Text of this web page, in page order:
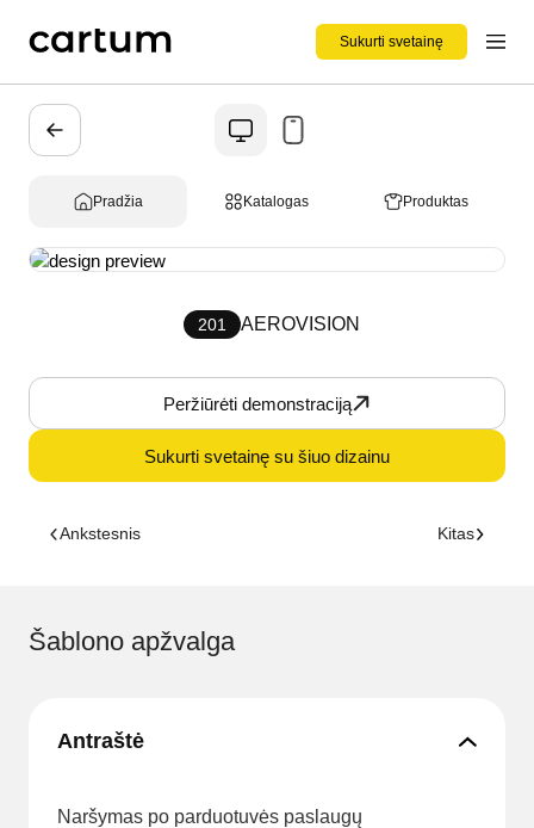
Sukurti svetainę
Pradžia Katalogas Produktas
201 AEROVISION
Peržiūrėti demonstraciją
Sukurti svetainę su šiuo dizainu
Ankstesnis Kitas
Šablono apžvalga
Antraštė
Naršymas po parduotuvės paslaugų